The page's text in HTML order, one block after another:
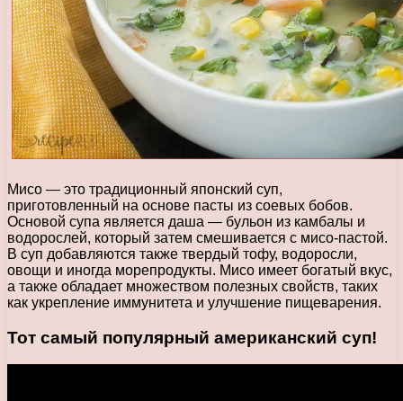
Мисо — это традиционный японский суп,
приготовленный на основе пасты из соевых бобов.
Основой супа является даша — бульон из камбалы и
водорослей, который затем смешивается с мисо-пастой.
В суп добавляются также твердый тофу, водоросли,
овощи и иногда морепродукты. Мисо имеет богатый вкус,
а также обладает множеством полезных свойств, таких
как укрепление иммунитета и улучшение пищеварения.
Тот самый популярный американский суп!